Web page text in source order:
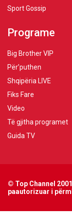
Sport Gossip
Programe
Big Brother VIP
Për’puthen
Shqipëria LIVE
Fiks Fare
Video
Të gjitha programet
Guida TV
© Top Channel
paautorizuar i